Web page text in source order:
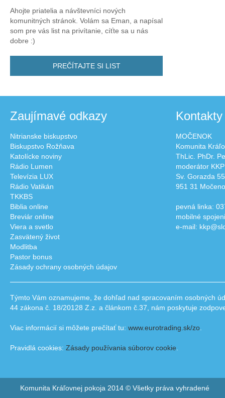
Ahojte priatelia a návštevníci nových
komunitných stránok. Volám sa Eman, a napísal
som pre vás list na privítanie, cíťte sa u nás
dobre :)
PREČÍTAJTE SI LIST
Zaujímavé odkazy
Nitrianske biskupstvo
Biskupstvo Rožňava
Katolícke noviny
Rádio Lumen
Televízia LUX
Rádio Vatikán
TKKBS
Biblia online
Breviár online
Viera a svetlo
Zasvätený život
Modlitba
Pastor bonus
Zásady ochrany osobných údajov
Kontakty
MOČENOK
Komunita
ThLic. PhDr.
moderátor KKP
Sv. Gorazda
951 31
pevná linka:
mobilné
e-mail:
Týmto Vám oznamujeme, že dohľad nad spracovaním osobných
44 zákona č. 18/20128 Z.z. a článkom č.37, nám poskytuje
Viac informácií si môžete prečítať tu: www.eurotrading.sk/zo
Pravidlá cookies: Zásady používania súborov cookie
Komunita Kráľovnej pokoja 2014 © Všetky práva vyhradené